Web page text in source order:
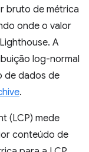
bruto de métrica
onde o valor
A
log-normal
de dados de
.
(LCP) mede
conteúdo de